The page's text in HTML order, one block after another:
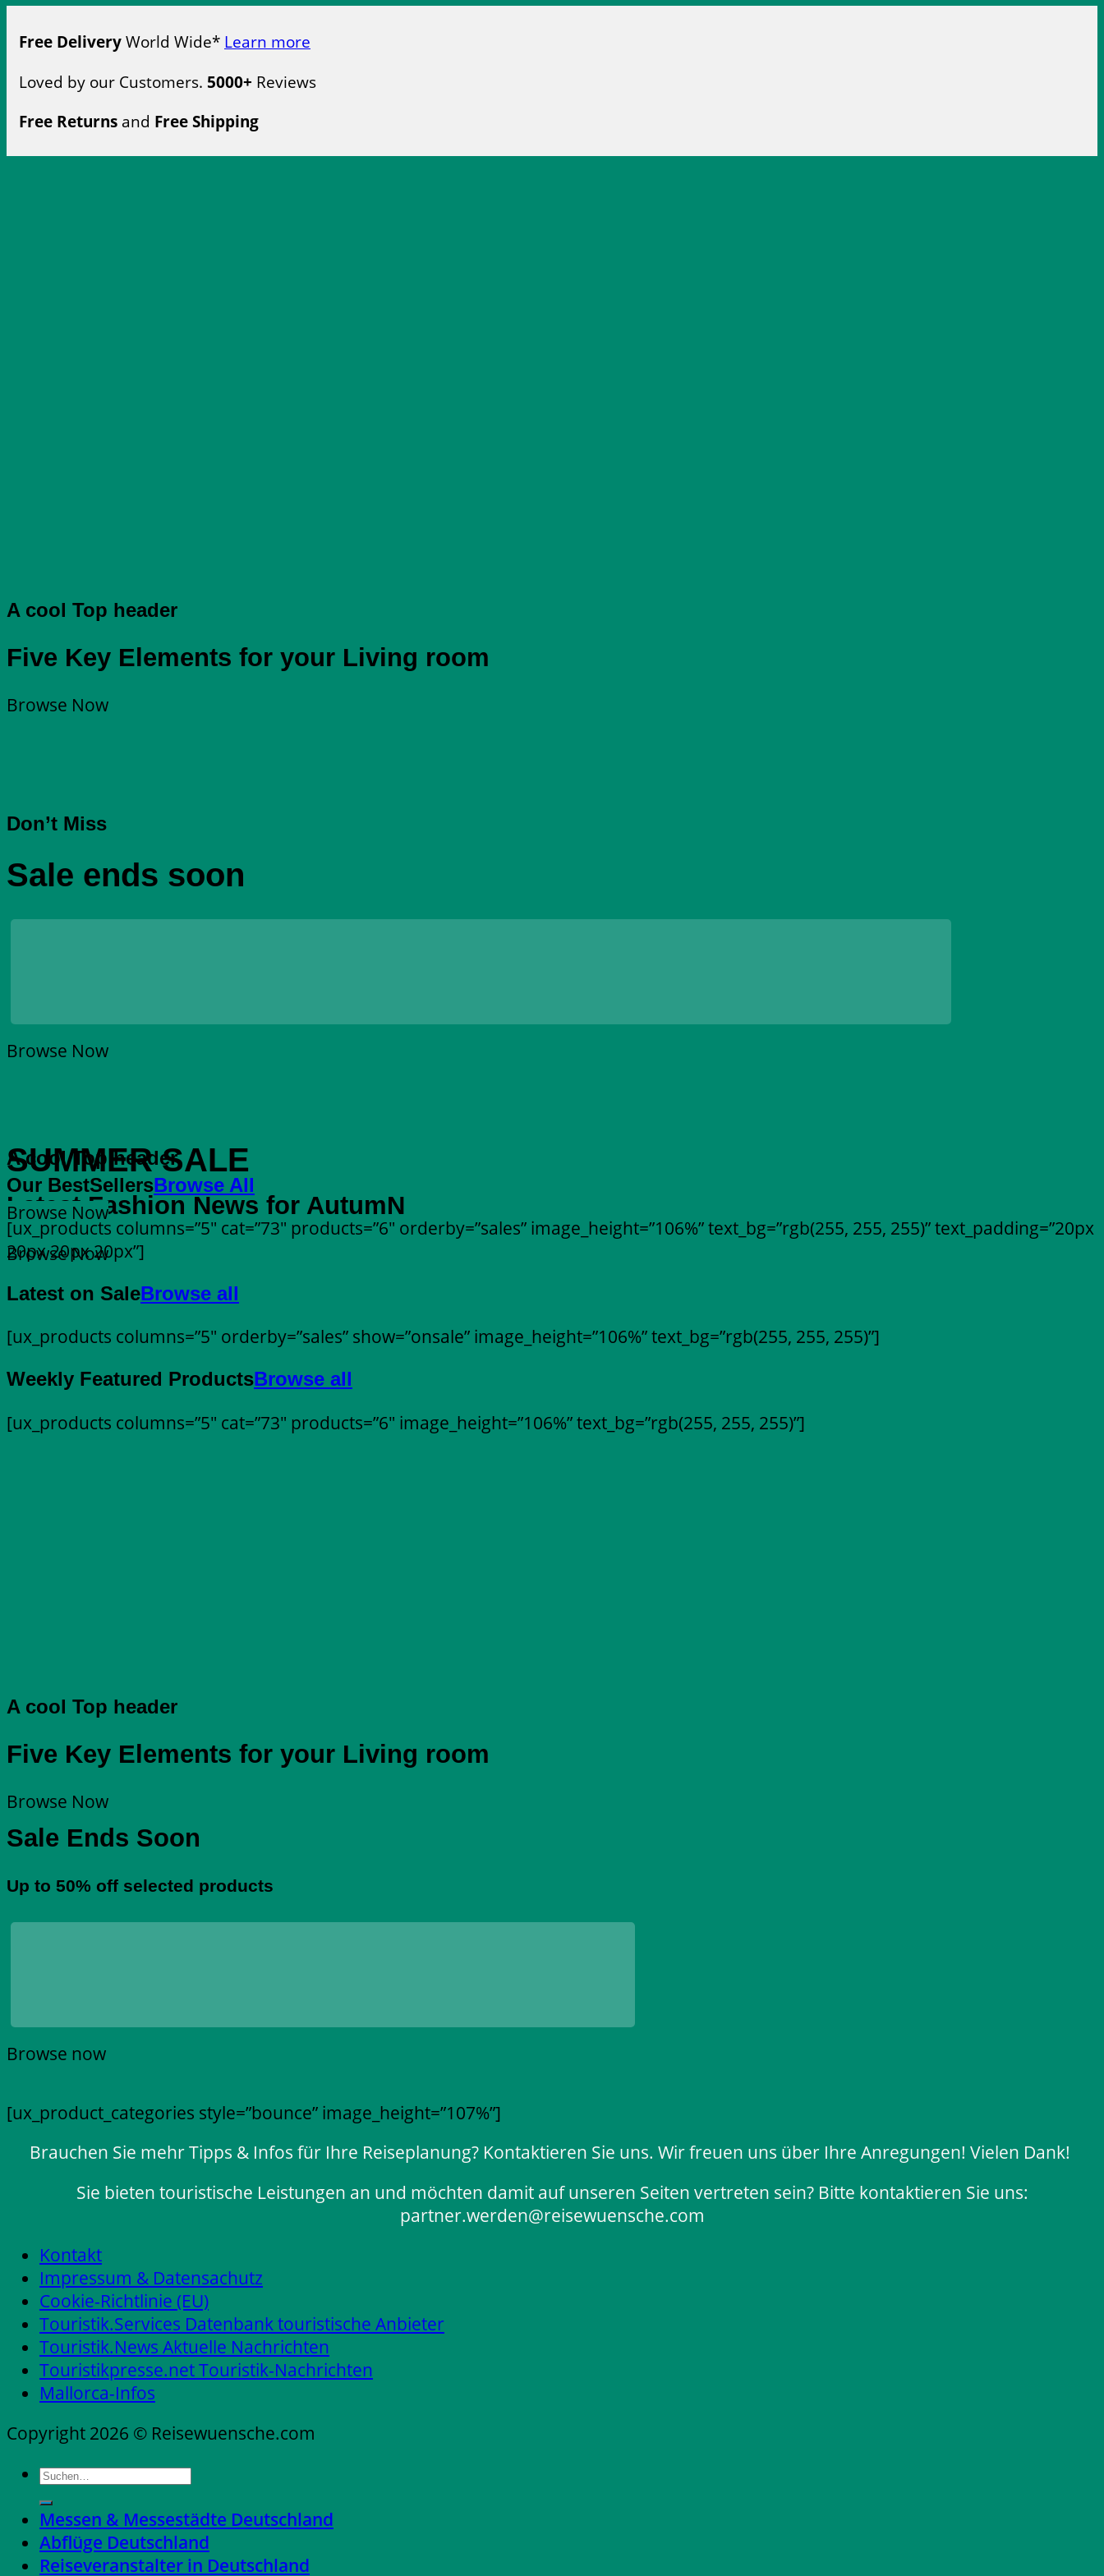
Free Delivery World Wide* Learn more
Loved by our Customers. 5000+ Reviews
Free Returns and Free Shipping
A cool Top header
Five Key Elements for your Living room
Browse Now
A cool Top header
Latest Fashion News for AutumN
Browse Now
A cool Top header
Five Key Elements for your Living room
Browse Now
Don’t Miss
Sale ends soon
Browse Now
SUMMER SALE
Browse Now
Our BestSellersBrowse All
[ux_products columns=”5″ cat=”73″ products=”6″ orderby=”sales” image_height=”106%” text_bg=”rgb(255, 255, 255)” text_padding=”20px
20px 20px 20px”]
Latest on SaleBrowse all
[ux_products columns=”5″ orderby=”sales” show=”onsale” image_height=”106%” text_bg=”rgb(255, 255, 255)”]
Weekly Featured ProductsBrowse all
[ux_products columns=”5″ cat=”73″ products=”6″ image_height=”106%” text_bg=”rgb(255, 255, 255)”]
Sale Ends Soon
Up to 50% off selected products
Browse now
[ux_product_categories style=”bounce” image_height=”107%”]
Brauchen Sie mehr Tipps & Infos für Ihre Reiseplanung? Kontaktieren Sie uns. Wir freuen uns über Ihre Anregungen! Vielen Dank!
Sie bieten touristische Leistungen an und möchten damit auf unseren Seiten vertreten sein? Bitte kontaktieren Sie uns:
partner.werden@reisewuensche.com
Kontakt
Impressum & Datensachutz
Cookie-Richtlinie (EU)
Touristik.Services Datenbank touristische Anbieter
Touristik.News Aktuelle Nachrichten
Touristikpresse.net Touristik-Nachrichten
Mallorca-Infos
Copyright 2026 © Reisewuensche.com
Messen & Messestädte Deutschland
Abflüge Deutschland
Reiseveranstalter in Deutschland